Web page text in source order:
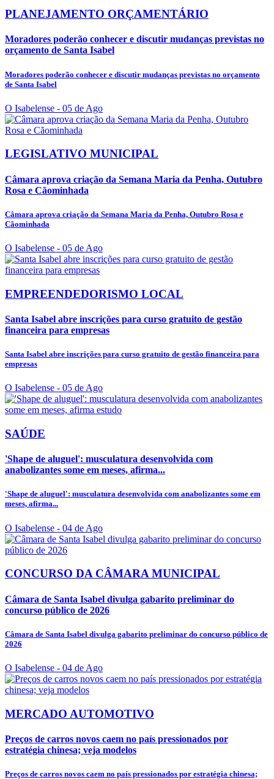
PLANEJAMENTO ORÇAMENTÁRIO
Moradores poderão conhecer e discutir mudanças previstas no
orçamento de Santa Isabel
Moradores poderão conhecer e discutir mudanças previstas no orçamento
de Santa Isabel
O Isabelense - 05 de Ago
LEGISLATIVO MUNICIPAL
Câmara aprova criação da Semana Maria da Penha, Outubro
Rosa e Cãominhada
Câmara aprova criação da Semana Maria da Penha, Outubro Rosa e
Cãominhada
O Isabelense - 05 de Ago
EMPREENDEDORISMO LOCAL
Santa Isabel abre inscrições para curso gratuito de gestão
financeira para empresas
Santa Isabel abre inscrições para curso gratuito de gestão financeira para
empresas
O Isabelense - 05 de Ago
SAÚDE
'Shape de aluguel': musculatura desenvolvida com
anabolizantes some em meses, afirma...
'Shape de aluguel': musculatura desenvolvida com anabolizantes some em
meses, afirma...
O Isabelense - 04 de Ago
CONCURSO DA CÂMARA MUNICIPAL
Câmara de Santa Isabel divulga gabarito preliminar do
concurso público de 2026
Câmara de Santa Isabel divulga gabarito preliminar do concurso público de
2026
O Isabelense - 04 de Ago
MERCADO AUTOMOTIVO
Preços de carros novos caem no país pressionados por
estratégia chinesa; veja modelos
Preços de carros novos caem no país pressionados por estratégia chinesa;